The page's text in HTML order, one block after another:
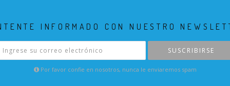
INFORMADO CON NUESTRO
SUSCRIBIRSE
Por favor confie en nosotros, nunca le enviaremos spam